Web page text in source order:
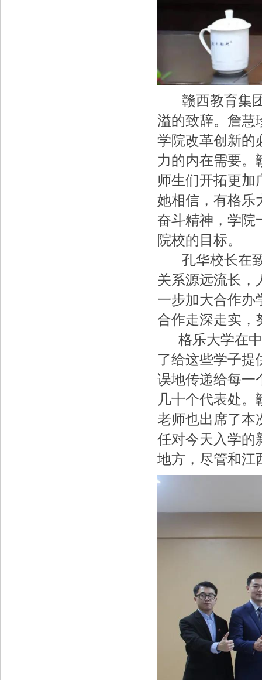
赣西教育集团
溢的致辞。詹慧
学院改革创新的
力的内在需要。
师生们开拓更加
她相信，有格乐
奋斗精神，学院
院校的目标。
孔华校长在致
关系源远流长，
一步加大合作办
合作走深走实，
格乐大学在中
了给这些学子提
误地传递给每一
几十个代表处
老师也出席了本
任对今天入学的
地方，尽管和江